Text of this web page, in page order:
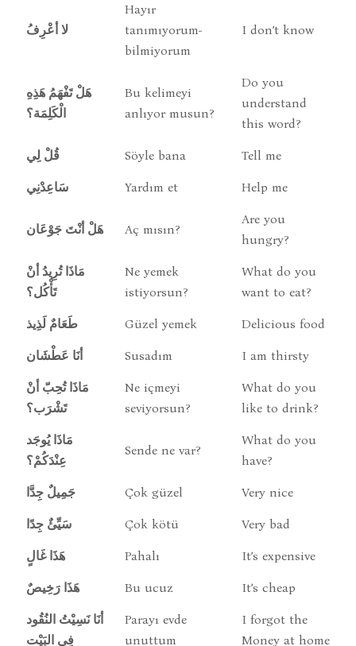
لا أعْرِفُ
Hayır
tanımıyorum-
bilmiyorum
I don’t know
هَلْ تَفْهَمُ هَذِهِ
الْكَلِمَة؟
Bu kelimeyi
anlıyor musun?
Do you
understand
this word?
قُلْ لِي Söyle bana Tell me
سَاعِدْنِي Yardım et Help me
هَلْ أنْتَ جَوْعَان Aç mısın?
Are you
hungry?
مَاذَا تُرِيدُ أنْ
تَأْكُل؟
Ne yemek
istiyorsun?
What do you
want to eat?
طَعَامٌ لَذِيذ Güzel yemek Delicious food
أنَا عَطْشَان Susadım I am thirsty
مَاذَا تُحِبّ أنْ
تَشْرَب؟
Ne içmeyi
seviyorsun?
What do you
like to drink?
مَاذَا يُوجَد
عِنْدَكُمْ؟
Sende ne var?
What do you
have?
جَمِيلٌ جِدَّا Çok güzel Very nice
سيِّئٌ جِدًا Çok kötü Very bad
هَذَا غَالٍ Pahalı It’s expensive
هَذَا رَخِيصٌ Bu ucuz It’s cheap
أنَا نَسِيْتُ النُقُود
فِي البَيْت
Parayı evde
unuttum
I forgot the
Money at home